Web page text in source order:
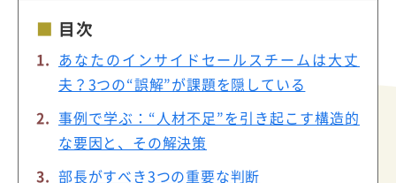
目次
あなたのインサイドセールスチームは大丈
夫？3つの“誤解”が課題を隠している
事例で学ぶ：“人材不足”を引き起こす構造的
な要因と、その解決策
部長がすべき3つの重要な判断